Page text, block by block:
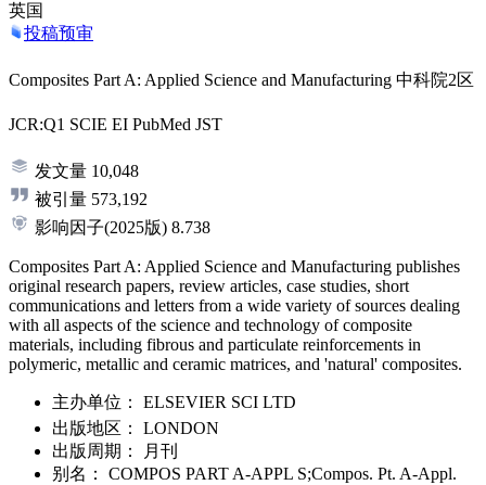
英国
投稿预审
Composites Part A: Applied Science and Manufacturing 中科院2区
JCR:Q1 SCIE EI PubMed JST
发文量 10,048
被引量 573,192
影响因子(2025版) 8.738
Composites Part A: Applied Science and Manufacturing publishes
original research papers, review articles, case studies, short
communications and letters from a wide variety of sources dealing
with all aspects of the science and technology of composite
materials, including fibrous and particulate reinforcements in
polymeric, metallic and ceramic matrices, and 'natural' composites.
主办单位：
ELSEVIER SCI LTD
出版地区：
LONDON
出版周期：
月刊
别名：
COMPOS PART A-APPL S;Compos. Pt. A-Appl.